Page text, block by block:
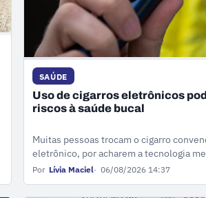
SAÚDE
Uso de cigarros eletrônicos
riscos à saúde bucal
Muitas pessoas trocam o cigarro
eletrônico, por acharem a tecnologia
que a maioria não imagina, é que
Por Lívia Maciel 06/08/2026 14:37